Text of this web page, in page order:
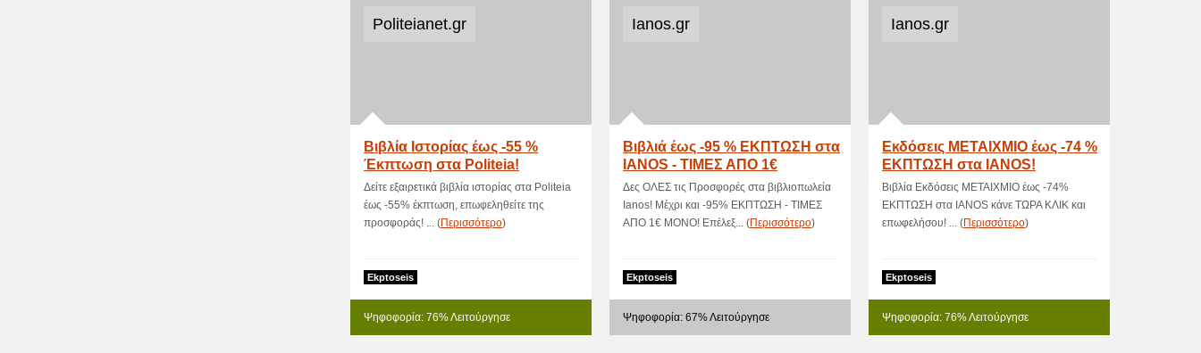
Politeianet.gr
Βιβλία Ιστορίας έως -55 %
Έκπτωση στα Politeia!
Δείτε εξαιρετικά βιβλία ιστορίας στα Politeia
έως -55% έκπτωση, επωφεληθείτε της
προσφοράς! ... (Περισσότερο)
Ekptoseis
Ψηφοφορία: 76% Λειτούργησε
Ianos.gr
Βιβλιά έως -95 % ΕΚΠΤΩΣΗ στα
IANOS - ΤΙΜΕΣ ΑΠΟ 1€
Δες ΟΛΕΣ τις Προσφορές στα βιβλιοπωλεία
Ianos! Μέχρι και -95% ΕΚΠΤΩΣΗ - ΤΙΜΕΣ
ΑΠΟ 1€ ΜΟΝΟ! Επέλεξ... (Περισσότερο)
Ekptoseis
Ψηφοφορία: 67% Λειτούργησε
Ianos.gr
Εκδόσεις ΜΕΤΑΙΧΜΙΟ έως -74 %
ΕΚΠΤΩΣΗ στα IANOS!
Βιβλία Εκδόσεις ΜΕΤΑΙΧΜΙΟ έως -74%
ΕΚΠΤΩΣΗ στα IANOS κάνε ΤΩΡΑ ΚΛΙΚ και
επωφελήσου! ... (Περισσότερο)
Ekptoseis
Ψηφοφορία: 76% Λειτούργησε